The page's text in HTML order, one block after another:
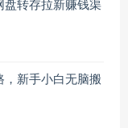
盘转存拉新赚钱渠
，新手小白无脑搬